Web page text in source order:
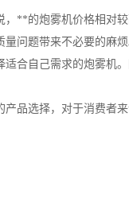
**的炮雾机价格相对
问题带来不必要的麻烦
合自己需求的炮雾机
品选择，对于消费者